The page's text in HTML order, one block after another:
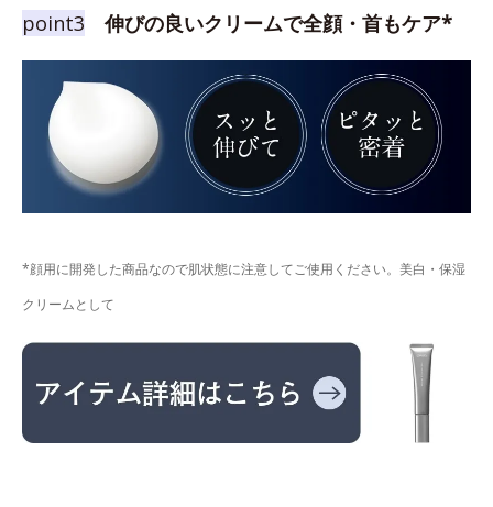
point3 伸びの良いクリームで全顔・首もケア*
*顔用に開発した商品なので肌状態に注意してご使用ください。美白・保湿
クリームとして